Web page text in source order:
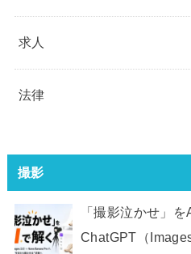
求人
法律
撮影
「撮影泣かせ」を
ChatGPT（